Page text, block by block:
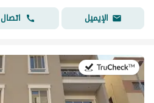
الإيميل
اتصال
في:8 يوليو 2026